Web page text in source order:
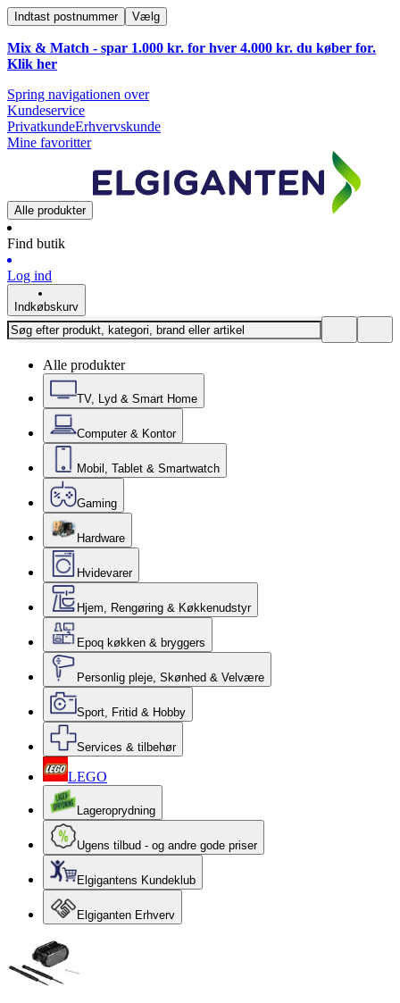
Indtast postnummer Vælg
Mix & Match - spar 1.000 kr. for hver 4.000 kr. du køber for.
Klik her
Spring navigationen over
Kundeservice
PrivatkundeErhvervskunde
Mine favoritter
Alle produkter
Find butik
Log ind
Indkøbskurv
Alle produkter
TV, Lyd & Smart Home
Computer & Kontor
Mobil, Tablet & Smartwatch
Gaming
Hardware
Hvidevarer
Hjem, Rengøring & Køkkenudstyr
Epoq køkken & bryggers
Personlig pleje, Skønhed & Velvære
Sport, Fritid & Hobby
Services & tilbehør
LEGO
Lageroprydning
Ugens tilbud - og andre gode priser
Elgigantens Kundeklub
Elgiganten Erhverv